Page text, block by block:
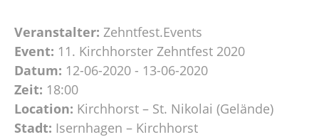
Veranstalter: Zehntfest.Events
Event: 11. Kirchhorster Zehntfest 2020
Datum: 12-06-2020 - 13-06-2020
Zeit: 18:00
Location: Kirchhorst – St. Nikolai (Gelände)
Stadt: Isernhagen – Kirchhorst